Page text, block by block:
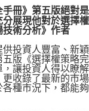
冊》第五版絕對是
展現他對於選擇權
術分析》作者
投資人豐富、新穎
五版《選擇權策略完
讓投資人得以瞭解
收錄了最新的市場
種市況下，都能夠